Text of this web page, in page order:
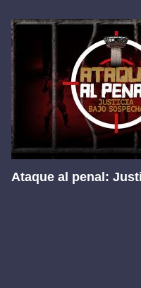
Ataque al penal: